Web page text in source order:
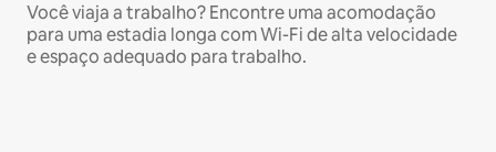
Você viaja a trabalho? Encontre uma acomodação
para uma estadia longa com Wi-Fi de alta velocidade
e espaço adequado para trabalho.